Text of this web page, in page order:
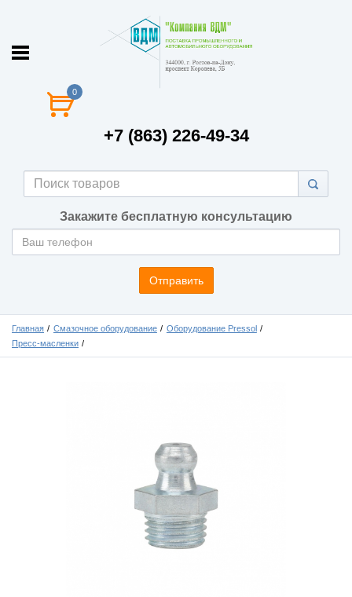
0
+7 (863) 226-49-34
Закажите бесплатную консультацию
Отправить
Главная Смазочное оборудование
Оборудование Pressol
Пресс-масленки